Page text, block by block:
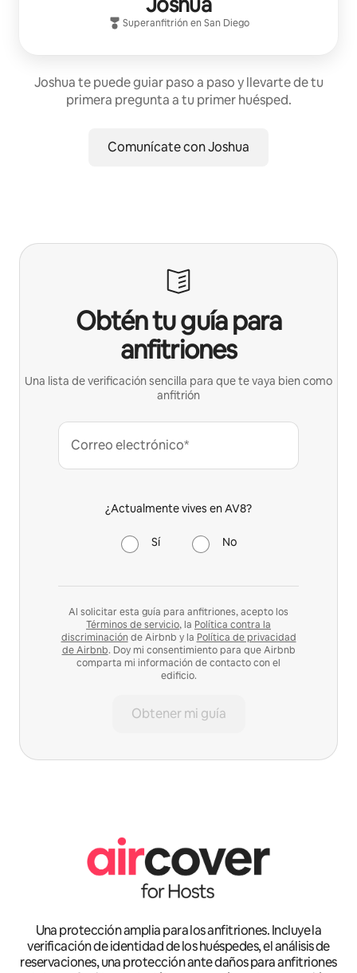
Superanfitrión en San Diego
Joshua te puede guiar paso a paso y llevarte de tu
primera pregunta a tu primer huésped.
Comunícate con Joshua
Obtén tu guía para
anfitriones
Una lista de verificación sencilla para que te vaya bien como
anfitrión
Correo electrónico*
¿Actualmente vives en AV8?
Sí No
Al solicitar esta guía para anfitriones, acepto los
Términos de servicio, la Política contra la
discriminación de Airbnb y la Política de privacidad
de Airbnb. Doy mi consentimiento para que Airbnb
comparta mi información de contacto con el
edificio.
Obtener mi guía
Una protección amplia para los anfitriones. Incluye la
verificación de identidad de los huéspedes, el análisis de
reservaciones, una protección ante daños para anfitriones